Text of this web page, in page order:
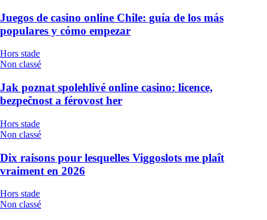
Juegos de casino online Chile: guía de los más
populares y cómo empezar
Hors stade
Non classé
Jak poznat spolehlivé online casino: licence,
bezpečnost a férovost her
Hors stade
Non classé
Dix raisons pour lesquelles Viggoslots me plaît
vraiment en 2026
Hors stade
Non classé